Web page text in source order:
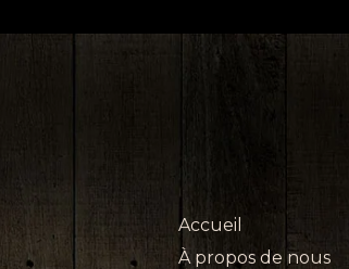
Accueil
À propos de nous